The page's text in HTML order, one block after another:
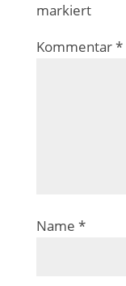
markiert
Kommentar*
Name *